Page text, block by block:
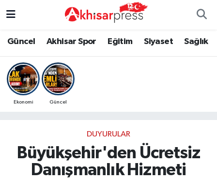
Güncel Akhisar Spor Eğitim Siyaset Sağlık
Ekonomi Güncel
DUYURULAR
Büyükşehir'den Ücretsiz
Danışmanlık Hizmeti
Güncel
Akhisar Spor
Eğitim
Ekonomi
Magazin
Kültür-Sanat
Duyurular
Röportaj
Güncel
Eğitim
Siyaset
Ekonomi
Manisa Nöbetçi Eczaneler
Manisa Hava Durumu
Manisa Namaz Vakitleri
Süper Lig Puan Durumu ve Fikstür
Tüm Manşetler